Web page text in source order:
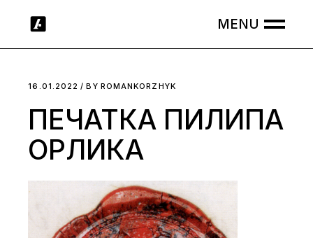
16.01.2022 BY ROMANKORZHYK
ПЕЧАТКА ПИЛИПА
ОРЛИКА